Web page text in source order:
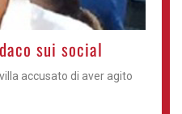
sui social
accusato di aver agito